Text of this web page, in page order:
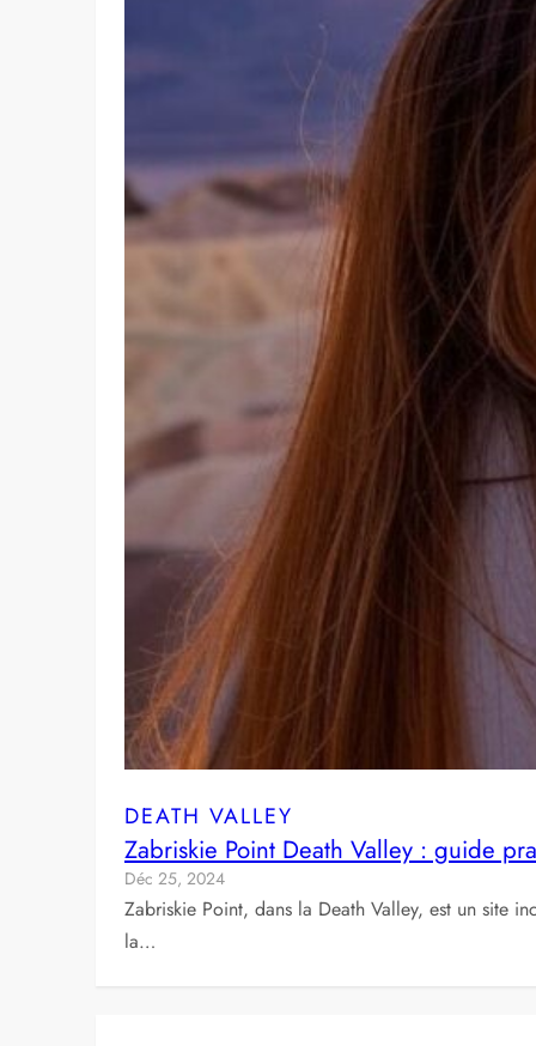
DEATH VALLEY
Zabriskie Point Death Valley : guide
Déc 25, 2024
Zabriskie Point, dans la Death Valley, est un site
la…